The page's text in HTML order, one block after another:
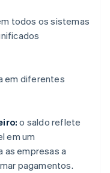
todos os sistemas
em diferentes
o saldo reflete
em um
as empresas a
pagamentos.